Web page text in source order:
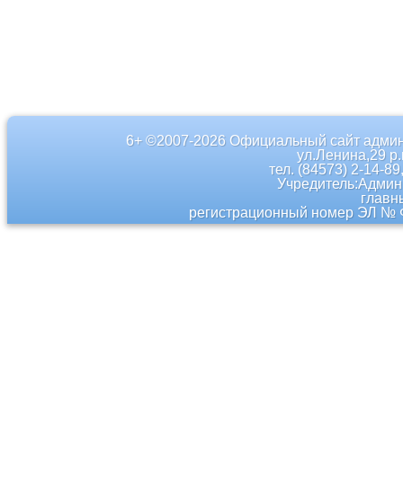
6+ ©2007-2026 Официальный сайт
ул.Ленина,29
тел. (84573) 2-14-
регистрационный номер ЭЛ №